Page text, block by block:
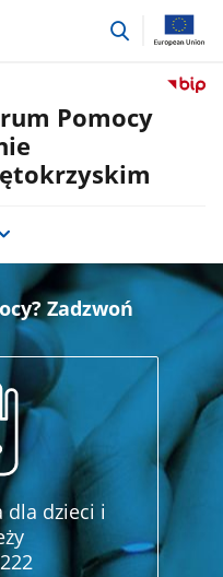
przejdź
Przejdź
Pomocy
Zadzwoń
dla dzieci i